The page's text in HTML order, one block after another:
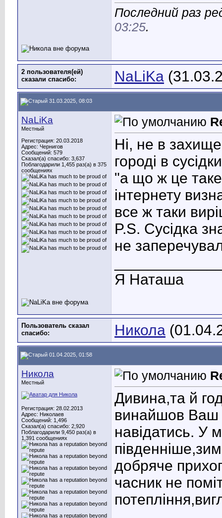
Последний раз
03:25.
2 пользователя(ей)
сказали cпасибо:
NaLiKa
31.03.2025, 08:03
NaLiKa
Местный
Регистрация: 20.03.2018
Адрес: Чернигов
Сообщений: 579
Сказал(а) спасибо: 3,637
Поблагодарили 1,455 раз(а) в 375
сообщениях
Ні, не в
городі в
"а що ж це
інтернету
все ж таки
P.S. Сусідка
не
Я Наташа
Пользователь сказал
cпасибо:
Никола
01.04.2025, 01:58
Никола
Местный
Регистрация: 28.02.2013
Адрес: Николаев
Сообщений: 1,496
Сказал(а) спасибо: 2,920
Поблагодарили 9,450 раз(а) в
1,391 сообщениях
Дивина,та й
винайшов Ваш
навідатись. У
добряче
часник не